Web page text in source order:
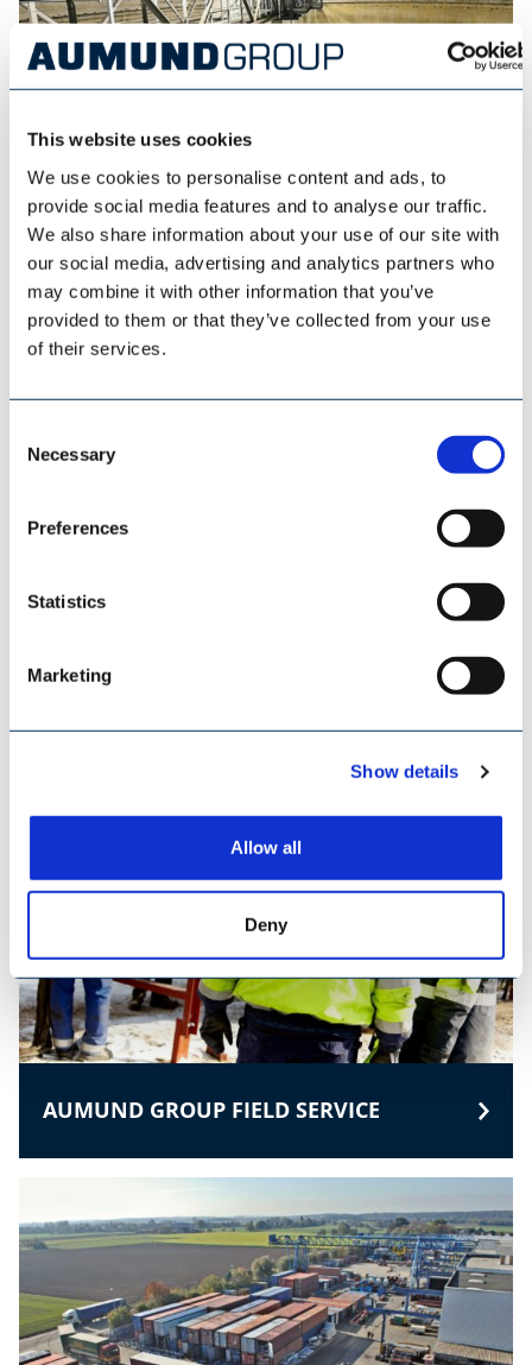
This website uses cookies
We use cookies to personalise content and ads, to
provide social media features and to analyse our traffic.
We also share information about your use of our site with
our social media, advertising and analytics partners who
may combine it with other information that you’ve
provided to them or that they’ve collected from your use
of their services.
Selection
Necessary
Preferences
Statistics
Marketing
Show details
Allow all
Deny
ESI EUROSILO
TILEMANN KETTEN & KOMPONENTEN
AUMUND GROUP FIELD SERVICE